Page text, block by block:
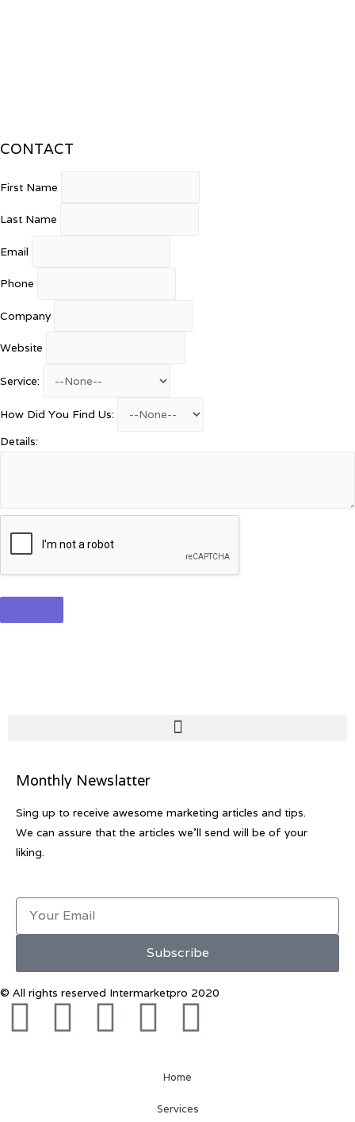
CONTACT
First Name
Last Name
Email
Phone
Company
Website
Service:
How Did You Find Us:
Details:
Monthly Newslatter
Sing up to receive awesome marketing articles and tips.
We can assure that the articles we’ll send will be of your
liking.
Subscribe
© All rights reserved Intermarketpro 2020
Home
Services